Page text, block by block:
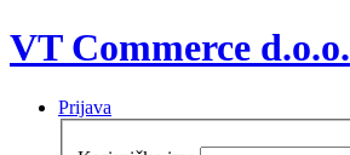
VT Commerce d.o.o.
Prijava